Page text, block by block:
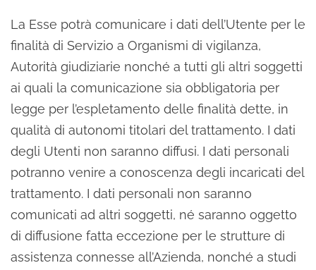
La Esse potrà comunicare i dati dell’Utente per le
finalità di Servizio a Organismi di vigilanza,
Autorità giudiziarie nonché a tutti gli altri soggetti
ai quali la comunicazione sia obbligatoria per
legge per l’espletamento delle finalità dette, in
qualità di autonomi titolari del trattamento. I dati
degli Utenti non saranno diffusi. I dati personali
potranno venire a conoscenza degli incaricati del
trattamento. I dati personali non saranno
comunicati ad altri soggetti, né saranno oggetto
di diffusione fatta eccezione per le strutture di
assistenza connesse all’Azienda, nonché a studi